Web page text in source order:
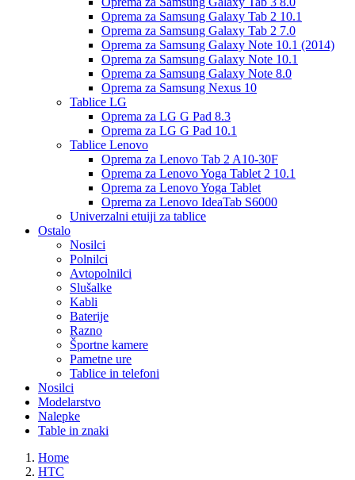
Oprema za Samsung Galaxy Tab 2 10.1
Oprema za Samsung Galaxy Tab 2 7.0
Oprema za Samsung Galaxy Note 10.1 (2014)
Oprema za Samsung Galaxy Note 10.1
Oprema za Samsung Galaxy Note 8.0
Oprema za Samsung Nexus 10
Tablice LG
Oprema za LG G Pad 8.3
Oprema za LG G Pad 10.1
Tablice Lenovo
Oprema za Lenovo Tab 2 A10-30F
Oprema za Lenovo Yoga Tablet 2 10.1
Oprema za Lenovo Yoga Tablet
Oprema za Lenovo IdeaTab S6000
Univerzalni etuiji za tablice
Ostalo
Nosilci
Polnilci
Avtopolnilci
Slušalke
Kabli
Baterije
Razno
Športne kamere
Pametne ure
Tablice in telefoni
Nosilci
Modelarstvo
Nalepke
Table in znaki
Home
HTC